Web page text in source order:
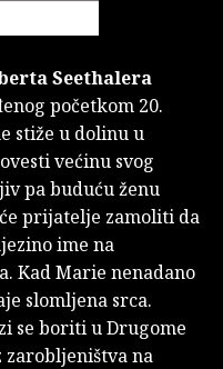
Seethalera
početkom 20.
stiže u dolinu u
većinu svog
pa buduću ženu
prijatelje zamoliti da
ime na
Kad Marie nenadano
slomljena srca.
se boriti u Drugome
zarobljeništva na